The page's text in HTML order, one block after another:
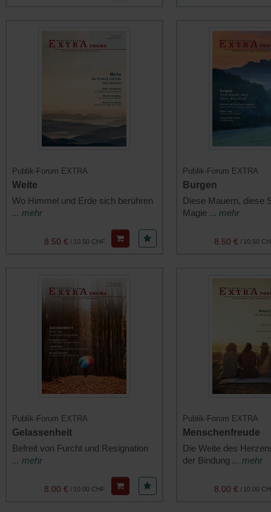
Publik-Forum EXTRA
Weite
Wo Himmel und Erde sich berühren
... mehr
10.50 CHF
/
8.50 €
Publik-Forum EXTRA
Burgen
Diese Mauern, diese
Magie ... mehr
10.50
/
8.50 €
Publik-Forum EXTRA
Gelassenheit
Befreit von Furcht und Resignation
... mehr
10.00 CHF
/
8.00 €
Publik-Forum EXTRA
Menschenfreude
Die Weite des
der Bindung ... mehr
10.00
/
8.00 €